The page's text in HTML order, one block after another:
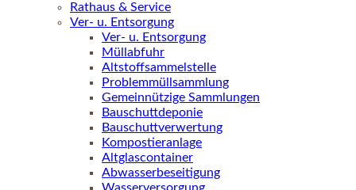
Rathaus & Service
Ver- u. Entsorgung
Ver- u. Entsorgung
Müllabfuhr
Altstoffsammelstelle
Problemmüllsammlung
Gemeinnützige Sammlungen
Bauschuttdeponie
Bauschuttverwertung
Kompostieranlage
Altglascontainer
Abwasserbeseitigung